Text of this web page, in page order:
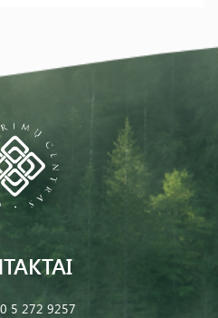
5 272 9257